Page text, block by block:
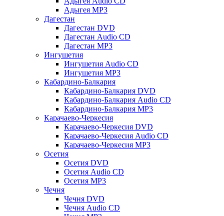
Адыгея MP3
Дагестан
Дагестан DVD
Дагестан Audio CD
Дагестан MP3
Ингушетия
Ингушетия Audio CD
Ингушетия MP3
Кабардино-Балкария
Кабардино-Балкария DVD
Кабардино-Балкария Audio CD
Кабардино-Балкария MP3
Карачаево-Черкесия
Карачаево-Черкесия DVD
Карачаево-Черкесия Audio CD
Карачаево-Черкесия MP3
Осетия
Осетия DVD
Осетия Audio CD
Осетия MP3
Чечня
Чечня DVD
Чечня Audio CD